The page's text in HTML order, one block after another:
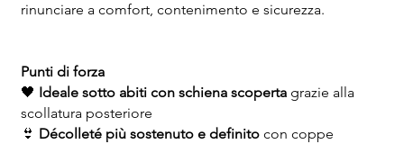
rinunciare a comfort, contenimento e sicurezza.
Punti di forza
🖤 Ideale sotto abiti con schiena scopertagrazie alla
scollatura posteriore
👙 Décolleté più sostenuto e definitocon coppe